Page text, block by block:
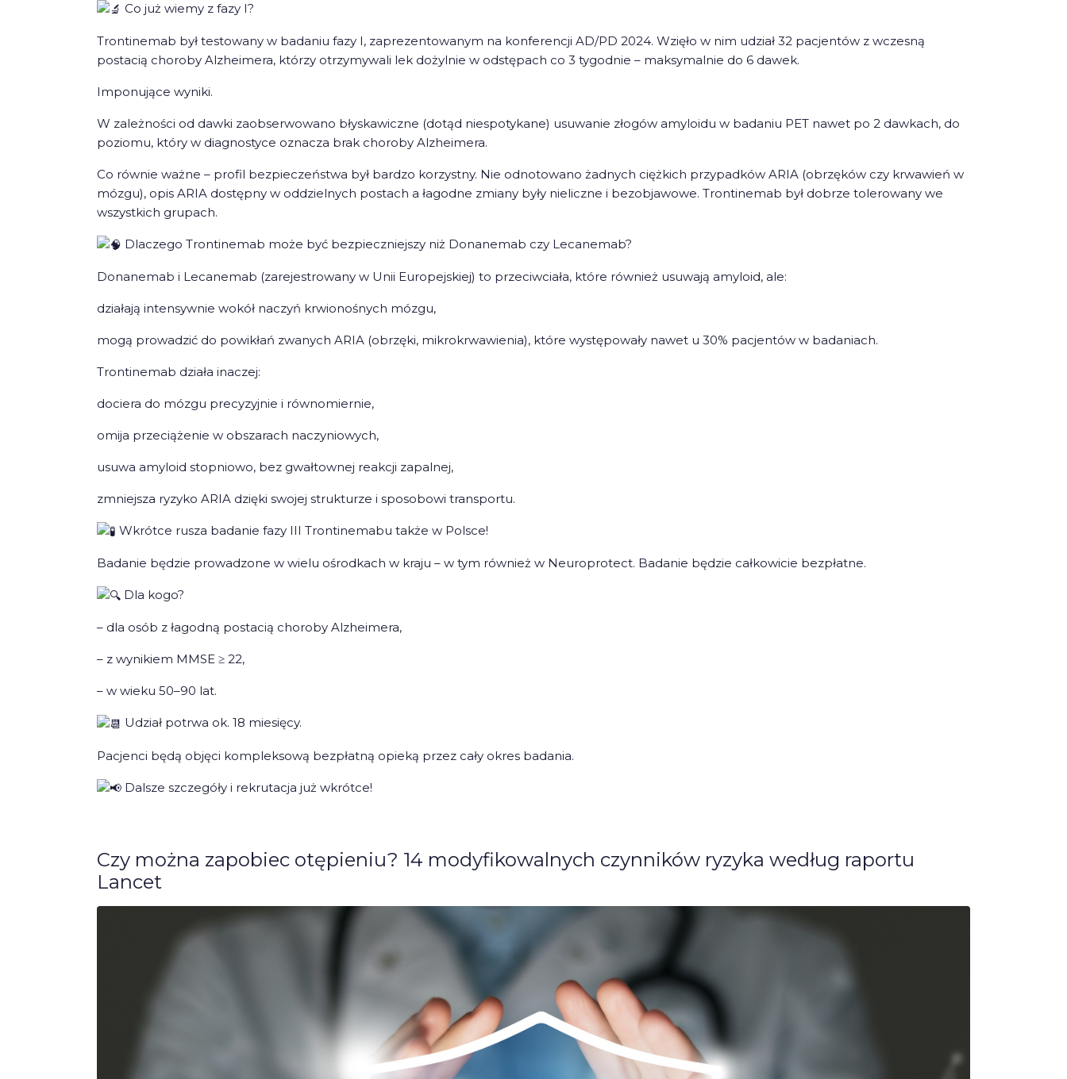
Co już wiemy z fazy I?
Trontinemab był testowany w badaniu fazy I, zaprezentowanym na konferencji AD/PD 2024. Wzięło w nim udział 32 pacjentów z wczesną
postacią choroby Alzheimera, którzy otrzymywali lek dożylnie w odstępach co 3 tygodnie – maksymalnie do 6 dawek.
Imponujące wyniki.
W zależności od dawki zaobserwowano błyskawiczne (dotąd niespotykane) usuwanie złogów amyloidu w badaniu PET nawet po 2 dawkach, do
poziomu, który w diagnostyce oznacza brak choroby Alzheimera.
Co równie ważne – profil bezpieczeństwa był bardzo korzystny. Nie odnotowano żadnych ciężkich przypadków ARIA (obrzęków czy krwawień w
mózgu), opis ARIA dostępny w oddzielnych postach a łagodne zmiany były nieliczne i bezobjawowe. Trontinemab był dobrze tolerowany we
wszystkich grupach.
Dlaczego Trontinemab może być bezpieczniejszy niż Donanemab czy Lecanemab?
Donanemab i Lecanemab (zarejestrowany w Unii Europejskiej) to przeciwciała, które również usuwają amyloid, ale:
działają intensywnie wokół naczyń krwionośnych mózgu,
mogą prowadzić do powikłań zwanych ARIA (obrzęki, mikrokrwawienia), które występowały nawet u 30% pacjentów w badaniach.
Trontinemab działa inaczej:
dociera do mózgu precyzyjnie i równomiernie,
omija przeciążenie w obszarach naczyniowych,
usuwa amyloid stopniowo, bez gwałtownej reakcji zapalnej,
zmniejsza ryzyko ARIA dzięki swojej strukturze i sposobowi transportu.
Wkrótce rusza badanie fazy III Trontinemabu także w Polsce!
Badanie będzie prowadzone w wielu ośrodkach w kraju – w tym również w Neuroprotect. Badanie będzie całkowicie bezpłatne.
Dla kogo?
– dla osób z łagodną postacią choroby Alzheimera,
– z wynikiem MMSE ≥ 22,
– w wieku 50–90 lat.
Udział potrwa ok. 18 miesięcy.
Pacjenci będą objęci kompleksową bezpłatną opieką przez cały okres badania.
Dalsze szczegóły i rekrutacja już wkrótce!
Czy można zapobiec otępieniu? 14 modyfikowalnych czynników ryzyka według raportu
Lancet